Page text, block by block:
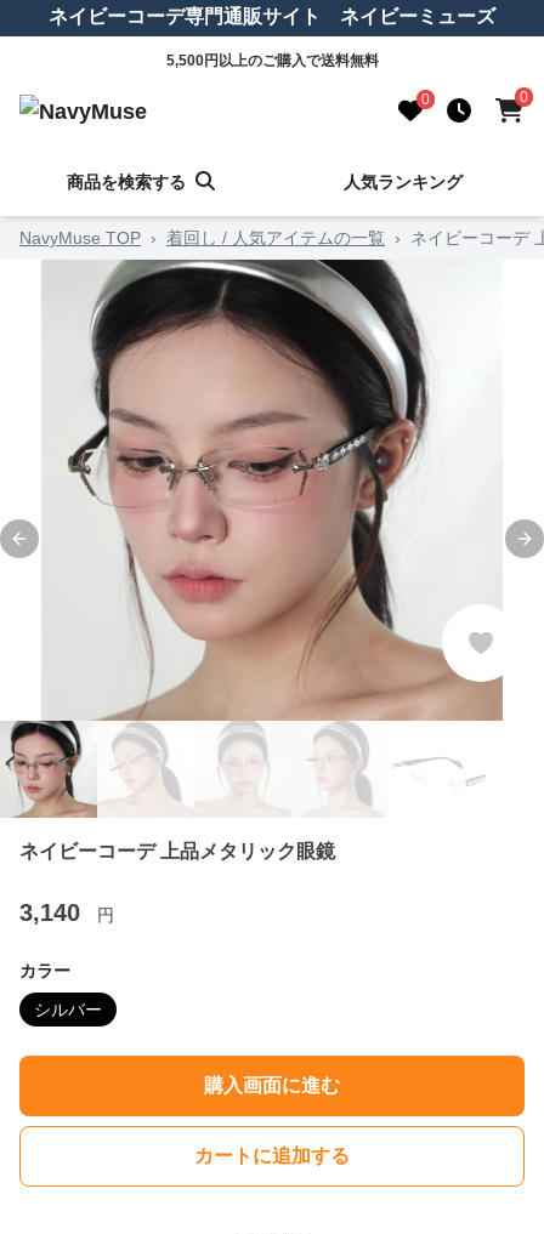
ネイビーコーデ専門通販サイト ネイビーミューズ
5,500円以上のご購入で送料無料
0 0
商品を検索する 人気ランキング
NavyMuse TOP › 着回し / 人気アイテムの一覧 › ネイビーコーデ
Previous slide
ネイビーコーデ 上品メタリック眼鏡
3,140 円
カラー
シルバー
購入画面に進む
カートに追加する